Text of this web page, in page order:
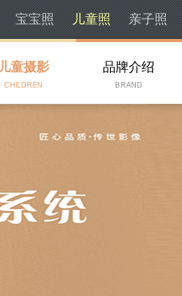
宝宝照 儿童照 亲子照
儿童摄影
CHILDREN
品牌介绍
BRAND